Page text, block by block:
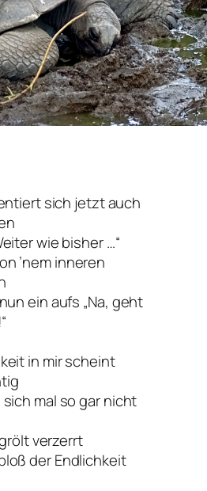
sich jetzt auch
wie bisher …“
’nem inneren
ein aufs „Na, geht
in mir scheint
mal so gar nicht
verzerrt
der Endlichkeit